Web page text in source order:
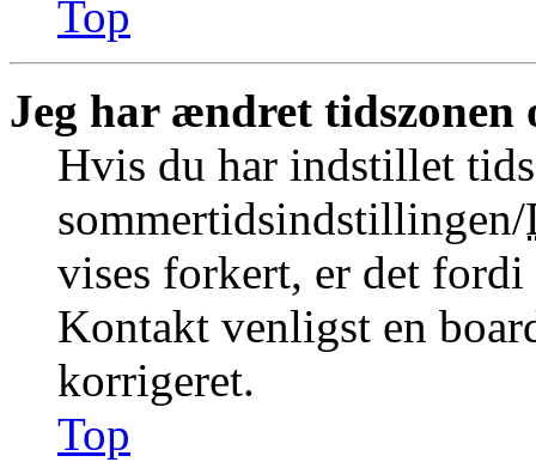
Top
Jeg har ændret
Hvis du har indstillet
sommertidsindstillingen/
vises forkert, er det
Kontakt venligst en
korrigeret.
Top